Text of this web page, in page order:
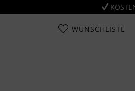
WUNSCHLISTE